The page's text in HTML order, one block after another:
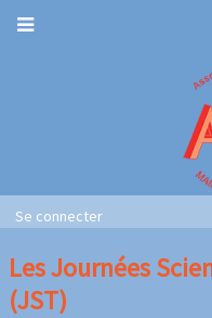
Aller
navigationNavigation
User
account
menu
Se connecter
Les Journées
(JST)